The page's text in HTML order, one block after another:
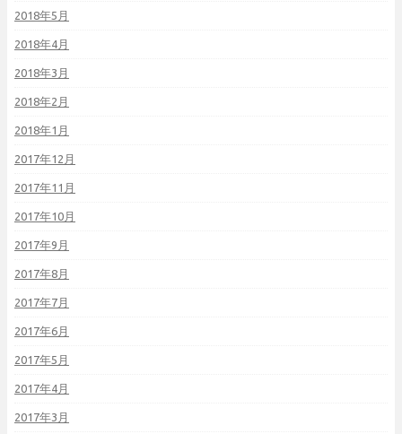
2018年5月
2018年4月
2018年3月
2018年2月
2018年1月
2017年12月
2017年11月
2017年10月
2017年9月
2017年8月
2017年7月
2017年6月
2017年5月
2017年4月
2017年3月